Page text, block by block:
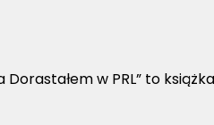
w PRL” to